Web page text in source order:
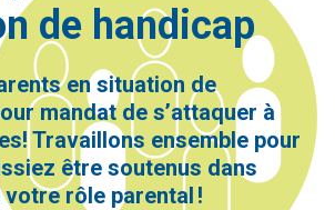
de handicap
en situation de
mandat de s’attaquer à
Travaillons ensemble pour
être soutenus dans
votre rôle parental !